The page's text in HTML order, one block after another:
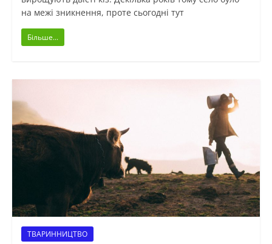
на межі зникнення, проте сьогодні тут
Більше...
ТВАРИННИЦТВО